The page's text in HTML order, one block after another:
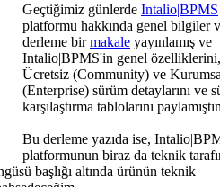
Geçtiğimiz günlerde Intalio|BPMS
platformu hakkında genel bilgiler
derleme birmakale yayınlamış ve
Intalio|BPMS'in genel özelliklerini,
Ücretsiz (Community) ve
(Enterprise) sürüm detaylarını ve
karşılaştırma tablolarını
Bu derleme yazıda ise,
platformunun biraz da teknik
başlığı altında ürünün teknik